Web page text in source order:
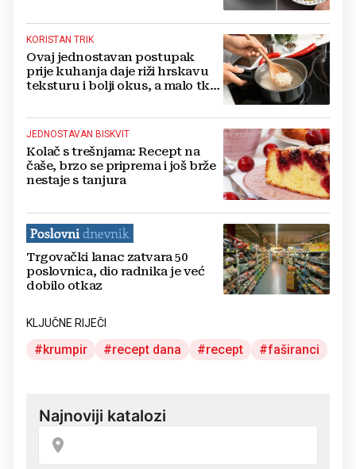
KORISTAN TRIK
Ovaj jednostavan postupak
prije kuhanja daje riži hrskavu
teksturu i bolji okus, a malo tko
JEDNOSTAVAN BISKVIT
Kolač s trešnjama: Recept na
čaše, brzo se priprema i još brže
nestaje s tanjura
Trgovački lanac zatvara 50
poslovnica, dio radnika je već
dobilo otkaz
KLJUČNE RIJEČI
krumpir recept dana recept faširanci